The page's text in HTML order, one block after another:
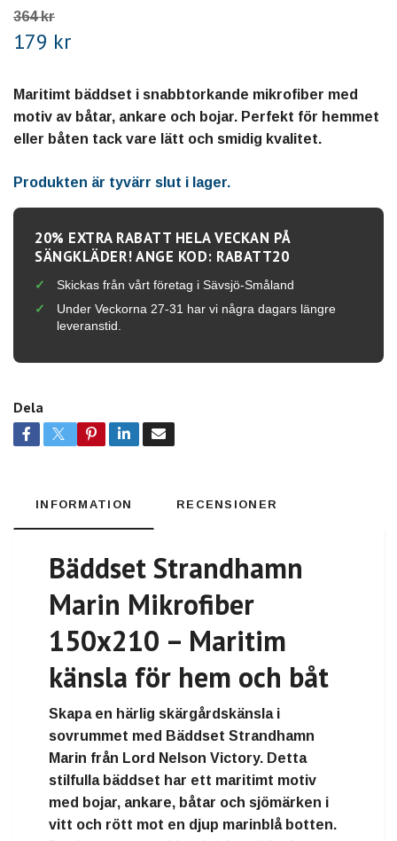
364 kr
179 kr
Maritimt bäddset i snabbtorkande mikrofiber med
motiv av båtar, ankare och bojar. Perfekt för hemmet
eller båten tack vare lätt och smidig kvalitet.
Produkten är tyvärr slut i lager.
20% EXTRA RABATT HELA VECKAN PÅ
SÄNGKLÄDER! ANGE KOD: RABATT20
Skickas från vårt företag i Sävsjö-Småland
Under Veckorna 27-31 har vi några dagars längre
leveranstid.
Dela
INFORMATION RECENSIONER
Bäddset Strandhamn
Marin Mikrofiber
150x210 – Maritim
känsla för hem och båt
Skapa en härlig skärgårdskänsla i
sovrummet med Bäddset Strandhamn
Marin från Lord Nelson Victory. Detta
stilfulla bäddset har ett maritimt motiv
med bojar, ankare, båtar och sjömärken i
vitt och rött mot en djup marinblå botten.